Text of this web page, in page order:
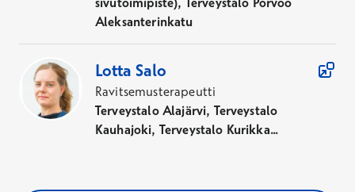
Aleksanterinkatu
Lotta Salo
Ravitsemusterapeutti
Terveystalo Alajärvi, Terveystalo
Kauhajoki, Terveystalo Kurikka...